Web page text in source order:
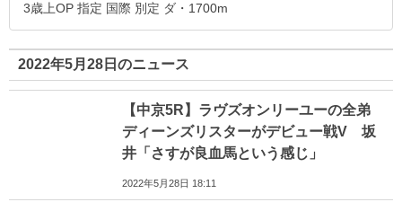
3歳上OP 指定 国際 別定 ダ・1700m
2022年5月28日のニュース
【中京5R】ラヴズオンリーユーの全弟
ディーンズリスターがデビュー戦V 坂
井「さすが良血馬という感じ」
2022年5月28日 18:11